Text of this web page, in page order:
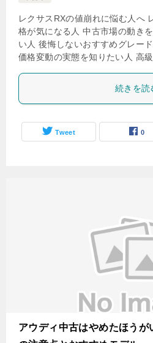
レクサスRXの値崩れに悩む人へ
格が気になる人 中古市場の動き
い人 後悔しないおすすめグレー
価格変動の実態を知りたい人 高
続きを読
Tweet 0
アウディ中古はやめたほう